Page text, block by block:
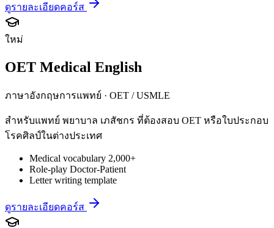
ดูรายละเอียดคอร์ส
ใหม่
OET Medical English
ภาษาอังกฤษการแพทย์ · OET / USMLE
สำหรับแพทย์ พยาบาล เภสัชกร ที่ต้องสอบ OET หรือใบประกอบ
โรคศิลป์ในต่างประเทศ
Medical vocabulary 2,000+
Role-play Doctor-Patient
Letter writing template
ดูรายละเอียดคอร์ส